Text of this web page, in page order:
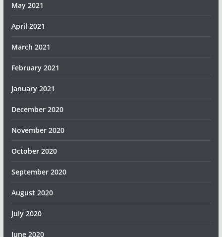
May 2021
April 2021
March 2021
February 2021
January 2021
December 2020
November 2020
October 2020
September 2020
August 2020
July 2020
June 2020